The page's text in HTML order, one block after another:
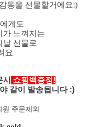
동을 선물할거에요:)
게도
가 느껴지는
날 선물로
요
쇼핑백증정!
같이 발송됩니다 :)
주문제외